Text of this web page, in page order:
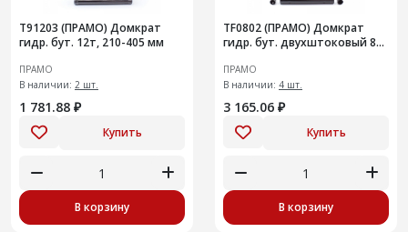
T91203 (ПРАМО) Домкрат
гидр. бут. 12т, 210-405 мм
ПРАМО
В наличии: 2 шт.
1 781.88 ₽
Купить
В корзину
TF0802 (ПРАМО) Домкрат
гидр. бут. двухштоковый 8т,
ПРАМО
В наличии: 4 шт.
3 165.06 ₽
Купить
В корзину